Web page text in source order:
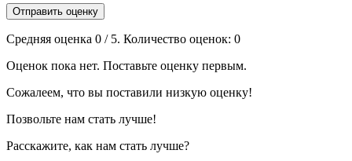
Отправить оценку
Средняя оценка 0 / 5. Количество оценок: 0
Оценок пока нет. Поставьте оценку первым.
Сожалеем, что вы поставили низкую оценку!
Позвольте нам стать лучше!
Расскажите, как нам стать лучше?